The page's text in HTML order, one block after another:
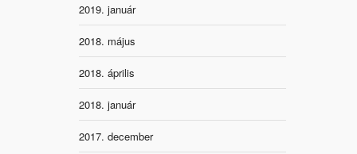
2019. január
2018. május
2018. április
2018. január
2017. december